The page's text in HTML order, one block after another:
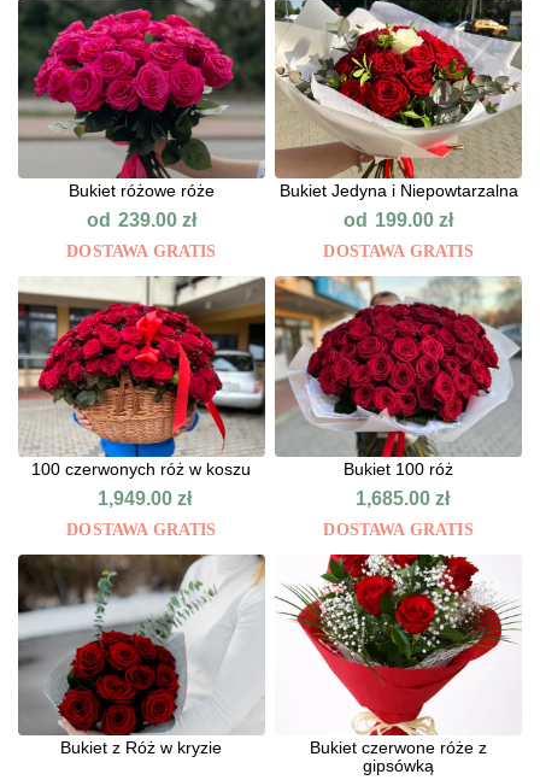
Bukiet różowe róże
od 239.00 zł
DOSTAWA GRATIS
Bukiet Jedyna i Niepowtarzalna
od 199.00zł
DOSTAWA GRATIS
100 czerwonych róż w koszu
1,949.00zł
DOSTAWA GRATIS
Bukiet 100 róż
1,685.00 zł
DOSTAWA GRATIS
Bukiet z Róż w kryzie
Bukiet czerwone róże z
gipsówką